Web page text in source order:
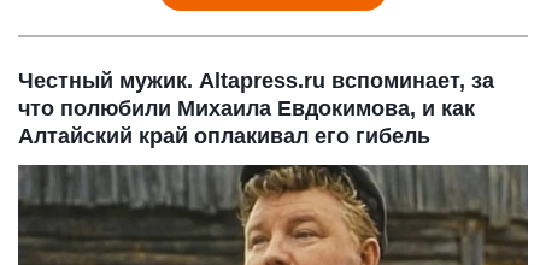
Честный мужик. Altapress.ru вспоминает, за
что полюбили Михаила Евдокимова, и как
Алтайский край оплакивал его гибель